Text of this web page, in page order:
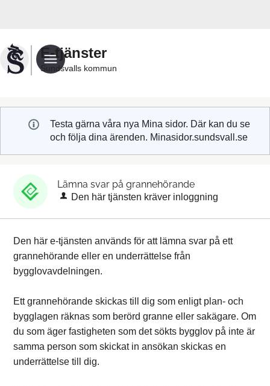
Sundsvalls
kommuns
e-
E-tjänster
Sundsvalls kommun
Testa gärna våra nya Mina sidor. Där kan du se
och följa dina ärenden. Minasidor.sundsvall.se
Lämna svar på grannehörande
Den här tjänsten kräver inloggning
Den här e-tjänsten används för att lämna svar på ett
grannehörande eller en underrättelse från
bygglovavdelningen.
Ett grannehörande skickas till dig som enligt plan- och
bygglagen räknas som berörd granne eller sakägare. Om
du som äger fastigheten som det sökts bygglov på inte är
samma person som skickat in ansökan skickas en
underrättelse till dig.